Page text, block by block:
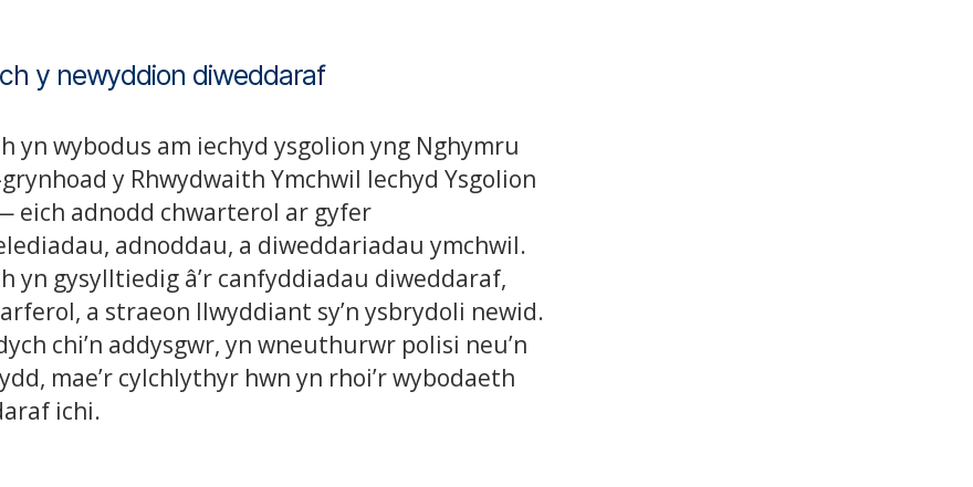
y newyddion diweddaraf
yn wybodus am iechyd ysgolion yng Nghymru
y Rhwydwaith Ymchwil Iechyd Ysgolion
eich adnodd chwarterol ar gyfer
adnoddau, a diweddariadau ymchwil.
yn gysylltiedig â’r canfyddiadau diweddaraf,
a straeon llwyddiant sy’n ysbrydoli newid.
chi’n addysgwr, yn wneuthurwr polisi neu’n
mae’r cylchlythyr hwn yn rhoi’r wybodaeth
ichi.